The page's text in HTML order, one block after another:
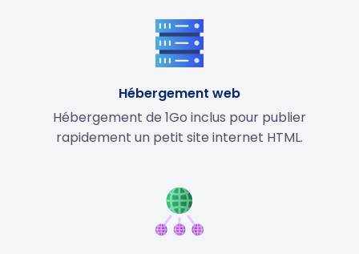
Hébergement web
Hébergement de 1Go inclus pour publier
rapidement un petit site internet HTML.